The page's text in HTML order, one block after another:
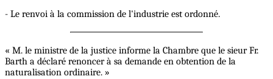
- Le renvoi à la commission de l'industrie est ordonné.
« M. le ministre de la justice informe la Chambre que le sieur Fr.
Barth a déclaré renoncer à sa demande en obtention de la
naturalisation ordinaire. »